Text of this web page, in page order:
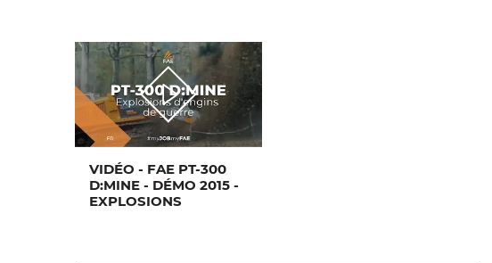
VIDÉO - FAE PT-300
D:MINE - DÉMO 2015 -
EXPLOSIONS